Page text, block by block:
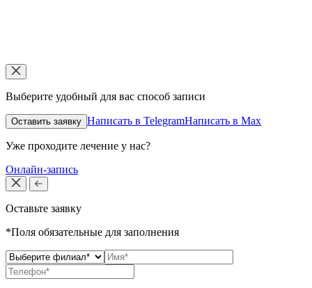
Выберите удобный для вас способ записи
Оставить заявку Написать в TelegramНаписать в Max
Уже проходите лечение у нас?
Онлайн-запись
Оставьте заявку
*Поля обязательные для заполнения